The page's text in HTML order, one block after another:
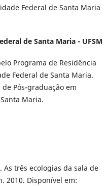
Federal de Santa Maria
de Santa Maria - UFSM
Programa de Residência
Federal de Santa Maria.
Pós-graduação em
Maria.
As três ecologias da sala de
2010. Disponível em: